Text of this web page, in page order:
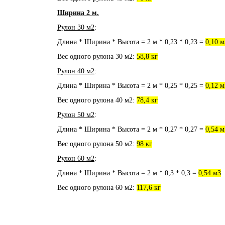
Ширина 2 м.
Рулон 30 м2:
Длина * Ширина * Высота = 2 м * 0,23 * 0,23 = 0,10
Вес одного рулона 30 м2: 58,8 кг
Рулон 40 м2:
Длина * Ширина * Высота = 2 м * 0,25 * 0,25 = 0,12
Вес одного рулона 40 м2: 78,4 кг
Рулон 50 м2:
Длина * Ширина * Высота = 2 м * 0,27 * 0,27 = 0,54
Вес одного рулона 50 м2: 98 кг
Рулон 60 м2:
Длина * Ширина * Высота = 2 м * 0,3 * 0,3 = 0,54 м3
Вес одного рулона 60 м2: 117,6 кг